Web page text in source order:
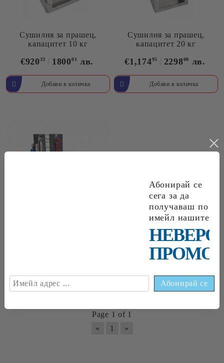
Сушилня за прашец,
капацитет 10 кг
€92033 180001 лв.
Сушилня за прашец,
капацитет 20 кг
€1,17495 229800 лв.
Page 1 of 1
«
1 »
Абонирай се
сега за да
получаваш по
имейл нашите